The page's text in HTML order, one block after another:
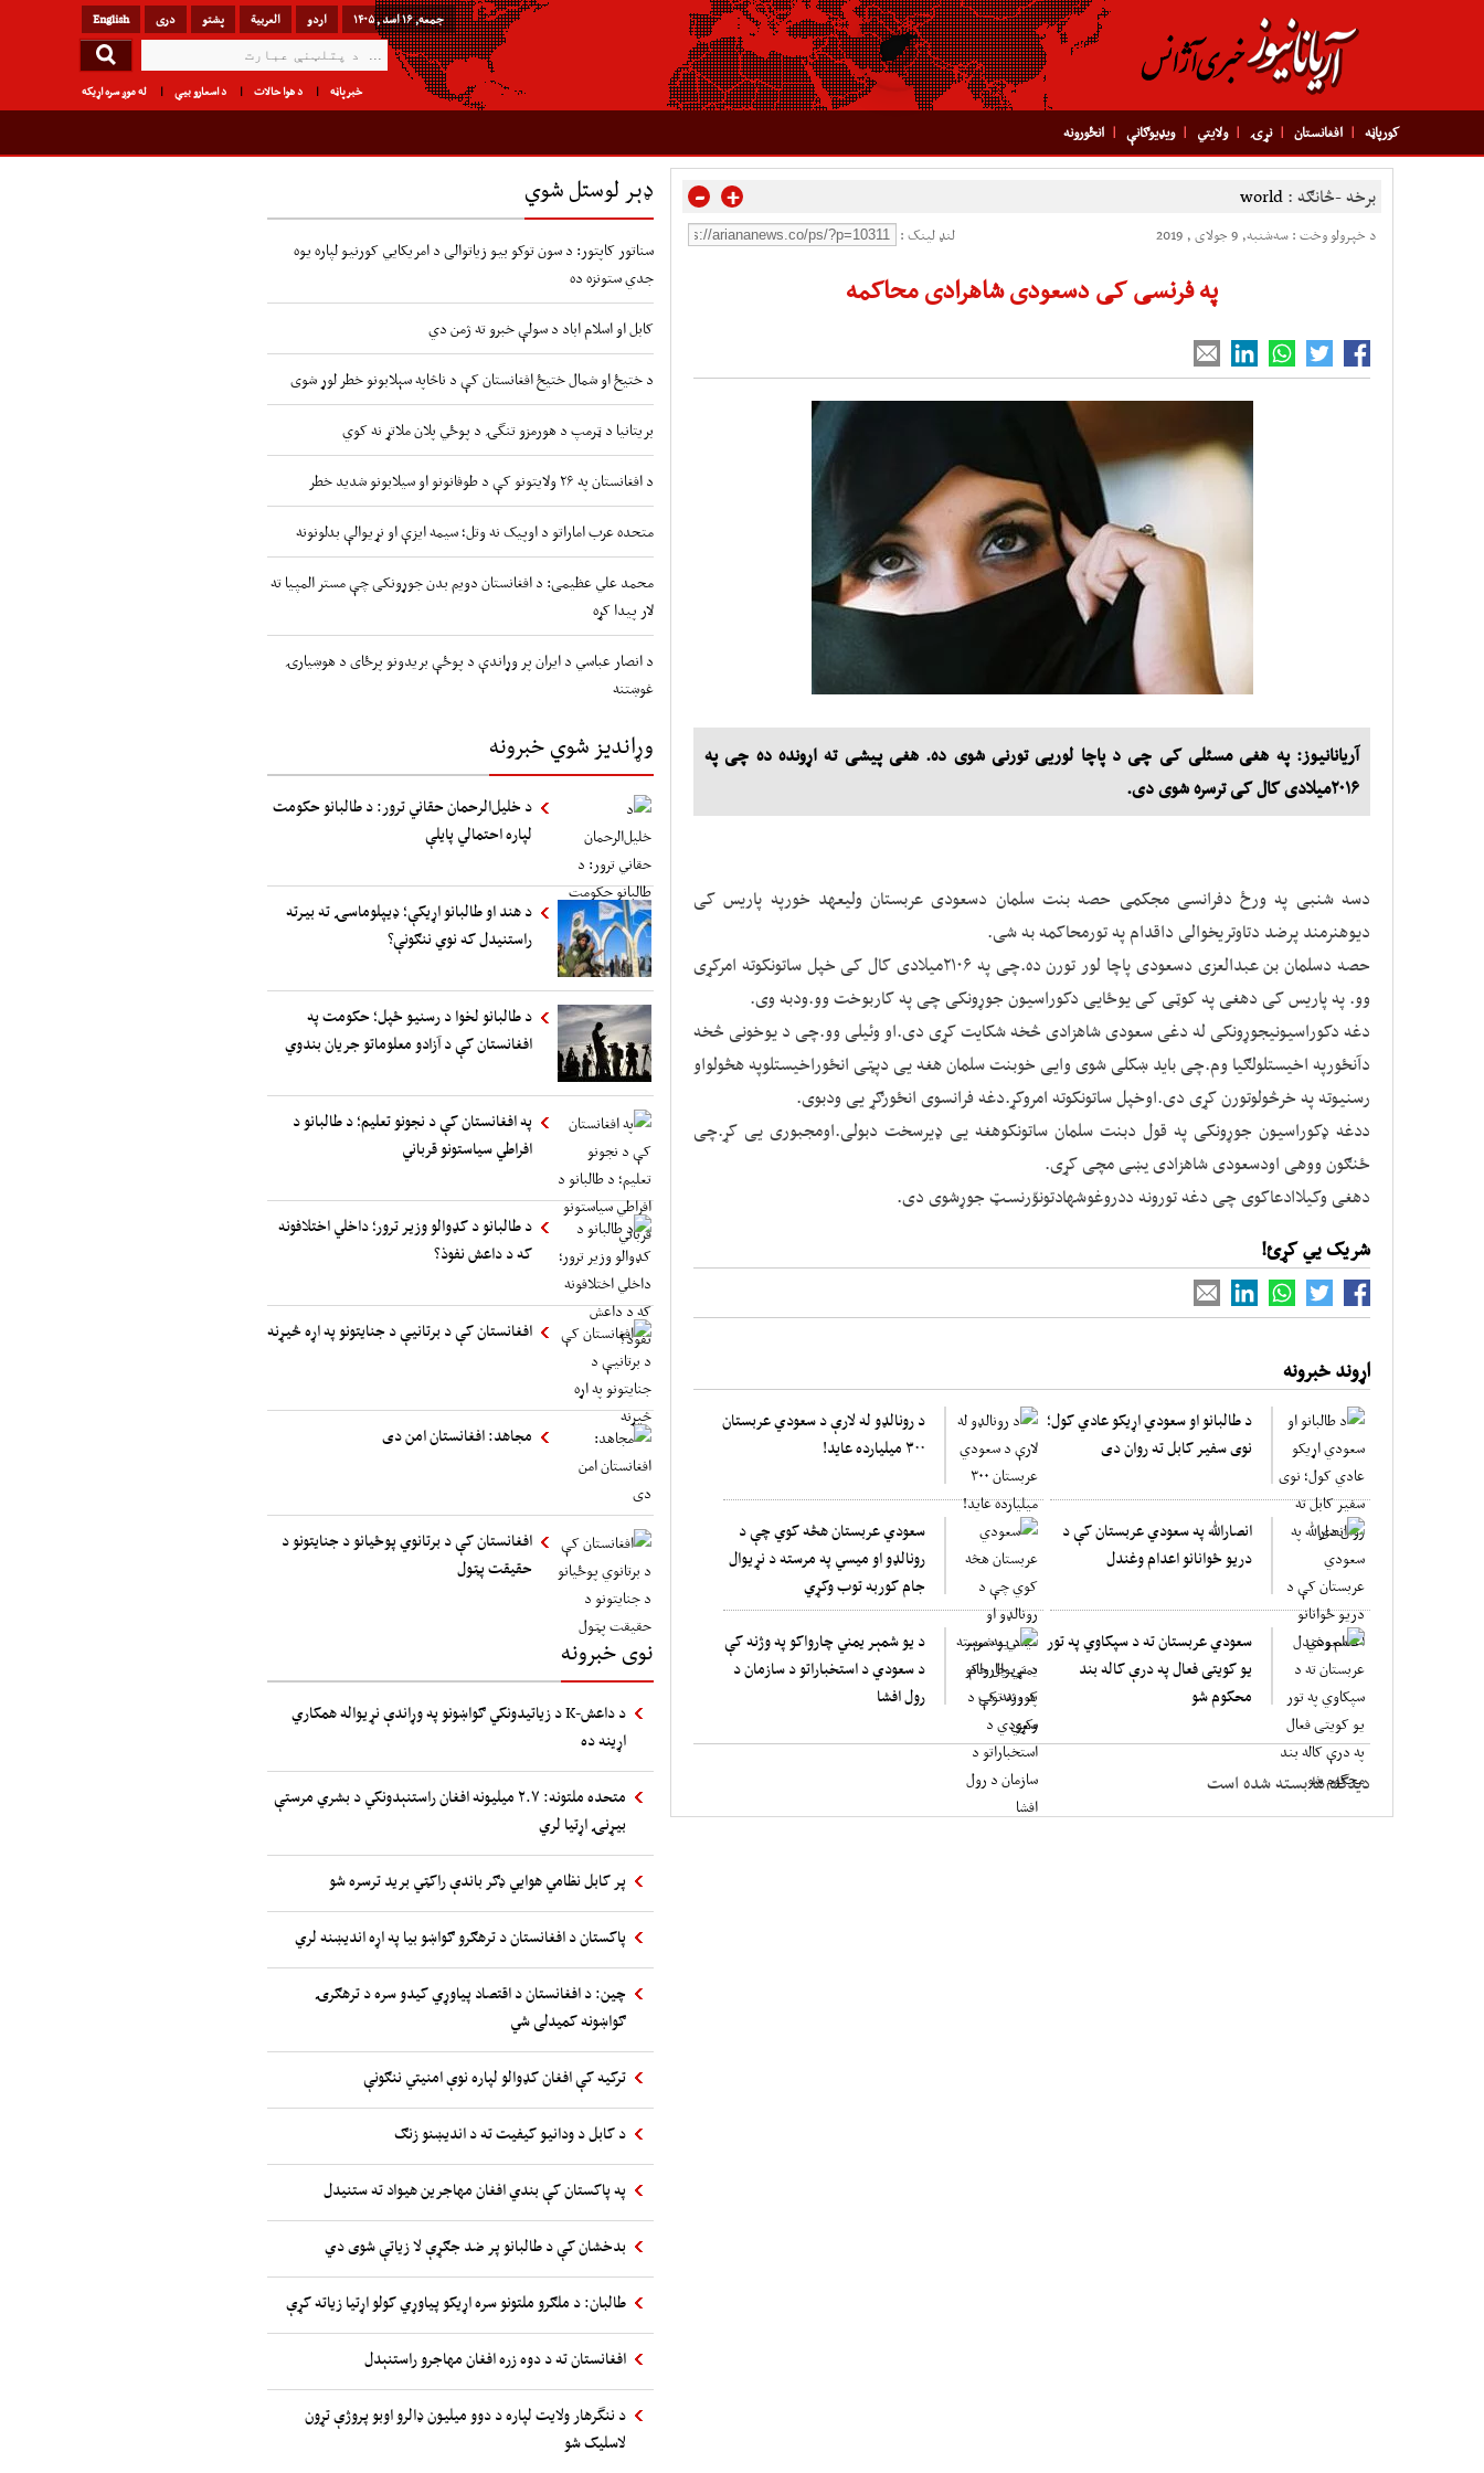
English دری پشتو العربیة اردو جمعه, ۱۶ اسد , ۱۴۰۵
له موږ سره اړیکه د اسعارو بیې د هوا حالات خبرپاڼه
کورپاڼه افغانستان نړۍ ولایتي ویډیوګانې انځورونه
برخه -څانګه : world
- +
د خپرولو وخت : سه‌شنبه, 9 جولای , 2019 لنډ لینک :
په فرنسی کی دسعودی شاهرادی محاکمه
آریانانیوز: په هغی مسئلی کی چی د پاچا لوریی تورنی شوی ده. هغی پیشی ته اړونده ده چی په
۲۰۱۶میلادی کال کی ترسره شوی دی.
دسه شنبی په ورځ دفرانسی مجکمی حصه بنت سلمان دسعودی عربستان ولیعهد خورپه پاریس کی
دیوهنرمند پرضد دتاوتریخوالی داقدام په تورمحاکمه به شی.
حصه دسلمان بن عبدالعزی دسعودی پاچا لور تورن ده.چی په ۲۱۰۶میلادی کال کی خپل ساتونکوته امرکړی
وو. په پاریس کی دهغی په کوټی کی یوځایی دکوراسیون جوړونکی چی په کاربوخت وو.ودبه وی.
دغه دکوراسیونیجوړونکی له دغی سعودی شاهزادی څخه شکایت کړی دی.او وئیلی وو.چی د یوخونی څخه
دآنځورپه اخیستلولګیا وم.چی باید ښکلی شوی وایی خوبنت سلمان هغه یی دپټی انځوراخیستلوپه هڅولواو
رسنیوته په خرڅولوتورن کړی دی.اوخپل ساتونکوته امروکړ.دغه فرانسوی انځورګړ یی ودبوی.
ددغه ډکوراسیون جوړونکی په قول دبنت سلمان ساتونکوهغه یی ډیرسخت دبولی.اومجبوری یی کړ.چی
ځنګون ووهی اودسعودی شاهزادی يښی مچی کړی.
دهغی وکیلاادعاکوی چی دغه تورونه ددروغوشهادتونوّرنسـټ جوړشوی دی.
شریک یي کړئ!
اړوند خبرونه
د طالبانو او سعودي اړیکو عادي کول؛
نوی سفیر کابل ته روان دی
د رونالډو له لارې د سعودي عربستان
۳۰۰ میلیارده عاید!
انصارالله په سعودي عربستان کې د
دریو ځوانانو اعدام وغندل
سعودي عربستان هڅه کوي چې د
رونالډو او میسي په مرسته د نړیوال
جام کوربه توب وکړي
سعودي عربستان ته د سپکاوي په تور
یو کویتی فعال په درې کاله بند
محکوم شو
د یو شمېر یمني چارواکو په وژنه کې
د سعودي د استخباراتو د سازمان د
رول افشا
دیدگاه ها بسته شده است
ډېر لوستل شوي
سناتور کاپتور: د سون توکو بیو زیاتوالی د امریکایي کورنیو لپاره یوه
جدي ستونزه ده
کابل او اسلام اباد د سولې خبرو ته ژمن دي
د ختیځ او شمال ختیځ افغانستان کې د ناڅاپه سېلابونو خطر لوړ شوی
بریتانیا د ټرمپ د هورمزو تنگۍ د پوځي پلان ملاتړ نه کوي
د افغانستان په ۲۶ ولایتونو کې د طوفانونو او سیلابونو شدید خطر
متحده عرب اماراتو د اوپیک نه وتل؛ سیمه ایزې او نړیوالې بدلونونه
محمد علي عظیمی: د افغانستان دویم بدن جوړونکی چې مستر المپیا ته
لار پیدا کړه
د انصار عباسي د ایران پر وړاندې د پوځې بریدونو پرځای د هوښیارۍ
غوښتنه
وړاندیز شوي خبرونه
د خلیل‌الرحمان حقاني ترور: د طالبانو حکومت
لپاره احتمالي پایلې
د هند او طالبانو اړیکې؛ ډیپلوماسۍ ته بیرته
راستنیدل که نوي ننګونې؟
د طالبانو لخوا د رسنیو ځپل؛ حکومت په
افغانستان کې د آزادو معلوماتو جریان بندوي
په افغانستان کې د نجونو تعلیم؛ د طالبانو د
افراطي سیاستونو قرباني
د طالبانو د کډوالو وزیر ترور؛ داخلي اختلافونه
که د داعش نفوذ؟
افغانستان کې د برتانیې د جنایتونو په اړه څیړنه
مجاهد: افغانستان امن دی
افغانستان کې د برتانوي پوځیانو د جنایتونو د
حقیقت پټول
نوی خبرونه
د داعش-K د زیاتیدونکي ګواښونو په وړاندې نړیواله همکاري
اړینه ده
متحده ملتونه: ۲.۷ میلیونه افغان راستنېدونکي د بشري مرستې
بیړنۍ اړتیا لري
پر کابل نظامي هوایي ډګر باندې راکټي برید ترسره شو
پاکستان د افغانستان د ترهګرو ګواښو بیا په اړه اندیښنه لري
چین: د افغانستان د اقتصاد پیاوړي کیدو سره د ترهګرۍ
ګواښونه کمیدلی شي
ترکیه کې افغان کډوالو لپاره نوې امنیتي ننګونې
د کابل د ودانیو کیفیت ته د اندیښنو زنګ
په پاکستان کې بندي افغان مهاجرین هیواد ته ستنیدل
بدخشان کې د طالبانو پر ضد جګړې لا زیاتې شوی دي
طالبان: د ملګرو ملتونو سره اړیکو پیاوړي کولو اړتیا زیاته کړې
افغانستان ته د دوه زره افغان مهاجرو راستنېدل
د ننگرهار ولایت لپاره د دوو میلیون ډالرو اوبو پروژې تړون
لاسلیک شو